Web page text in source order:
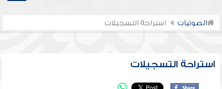
الصوتيات استراحة التسجيلات
استراحة التسجيلات